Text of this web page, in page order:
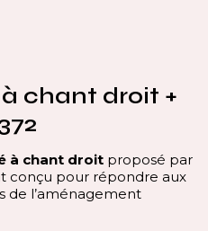
chant droit +
à chant droit proposé par
conçu pour répondre aux
de l’aménagement